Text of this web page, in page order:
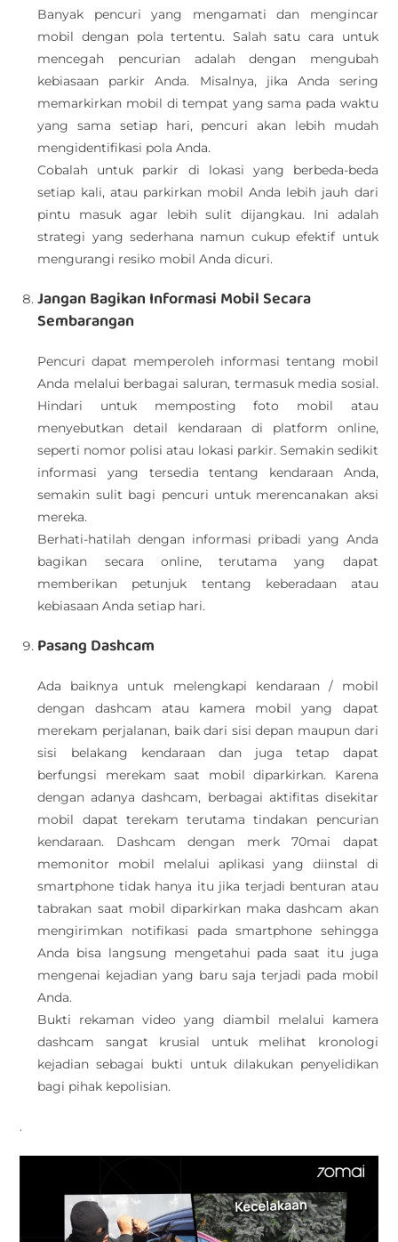
Banyak pencuri yang mengamati dan mengincar
mobil dengan pola tertentu. Salah satu cara untuk
mencegah pencurian adalah dengan mengubah
kebiasaan parkir Anda. Misalnya, jika Anda sering
memarkirkan mobil di tempat yang sama pada waktu
yang sama setiap hari, pencuri akan lebih mudah
mengidentifikasi pola Anda.
Cobalah untuk parkir di lokasi yang berbeda-beda
setiap kali, atau parkirkan mobil Anda lebih jauh dari
pintu masuk agar lebih sulit dijangkau. Ini adalah
strategi yang sederhana namun cukup efektif untuk
mengurangi resiko mobil Anda dicuri.
Jangan Bagikan Informasi Mobil Secara
Sembarangan
Pencuri dapat memperoleh informasi tentang mobil
Anda melalui berbagai saluran, termasuk media sosial.
Hindari untuk memposting foto mobil atau
menyebutkan detail kendaraan di platform online,
seperti nomor polisi atau lokasi parkir. Semakin sedikit
informasi yang tersedia tentang kendaraan Anda,
semakin sulit bagi pencuri untuk merencanakan aksi
mereka.
Berhati-hatilah dengan informasi pribadi yang Anda
bagikan secara online, terutama yang dapat
memberikan petunjuk tentang keberadaan atau
kebiasaan Anda setiap hari.
Pasang Dashcam
Ada baiknya untuk melengkapi kendaraan / mobil
dengan dashcam atau kamera mobil yang dapat
merekam perjalanan, baik dari sisi depan maupun dari
sisi belakang kendaraan dan juga tetap dapat
berfungsi merekam saat mobil diparkirkan. Karena
dengan adanya dashcam, berbagai aktifitas disekitar
mobil dapat terekam terutama tindakan pencurian
kendaraan. Dashcam dengan merk 70mai dapat
memonitor mobil melalui aplikasi yang diinstal di
smartphone tidak hanya itu jika terjadi benturan atau
tabrakan saat mobil diparkirkan maka dashcam akan
mengirimkan notifikasi pada smartphone sehingga
Anda bisa langsung mengetahui pada saat itu juga
mengenai kejadian yang baru saja terjadi pada mobil
Anda.
Bukti rekaman video yang diambil melalui kamera
dashcam sangat krusial untuk melihat kronologi
kejadian sebagai bukti untuk dilakukan penyelidikan
bagi pihak kepolisian.
.